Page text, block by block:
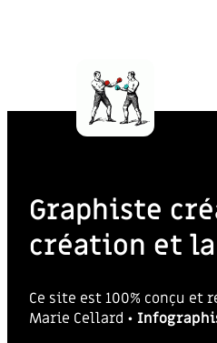
Graphiste
création et la
Ce site est 100% conçu et
Marie Cellard •